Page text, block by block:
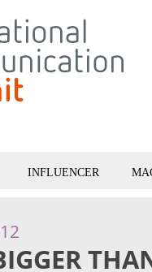
INFLUENCER